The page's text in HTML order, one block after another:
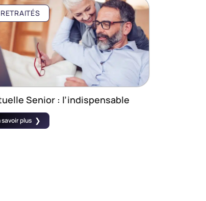
RETRAITÉS
Senior : l’indispensable
savoir plus